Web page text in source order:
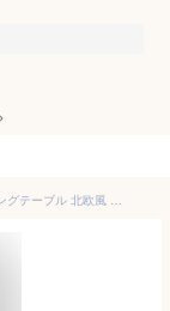
テーブル ローテーブル センターテーブル 机 ダイニングテーブル 北欧風 おしゃれ 引き出し 引き出し付 リビング 可愛い 白 ホワイト 木 木目調 木製 脚 コンパクト 食事 ナチュラル 一人暮らし 低め 勉強机 天然木